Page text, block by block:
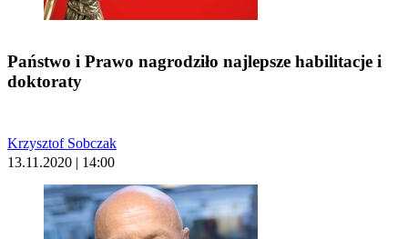
Państwo i Prawo nagrodziło najlepsze habilitacje i
doktoraty
Krzysztof Sobczak
13.11.2020 | 14:00